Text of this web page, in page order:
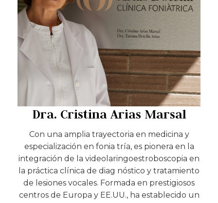
Dra. Cristina Arias Marsal
Con una amplia trayectoria en medicina y
especialización en fonia tría, es pionera en la
integración de la videolaringoestroboscopia en
la práctica clínica de diag nóstico y tratamiento
de lesiones vocales. Formada en prestigiosos
centros de Europa y EE.UU., ha establecido un